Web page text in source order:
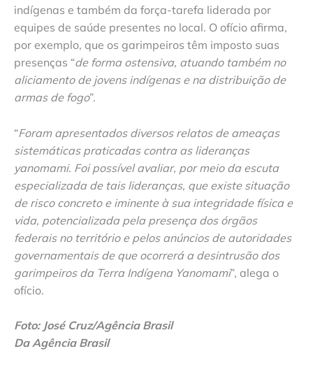
indígenas e também da força-tarefa liderada por
equipes de saúde presentes no local. O ofício afirma,
por exemplo, que os garimpeiros têm imposto suas
presenças “de forma ostensiva, atuando também no
aliciamento de jovens indígenas e na distribuição de
armas de fogo”.
“Foram apresentados diversos relatos de ameaças
sistemáticas praticadas contra as lideranças
yanomami. Foi possível avaliar, por meio da escuta
especializada de tais lideranças, que existe situação
de risco concreto e iminente à sua integridade física e
vida, potencializada pela presença dos órgãos
federais no território e pelos anúncios de autoridades
governamentais de que ocorrerá a desintrusão dos
garimpeiros da Terra Indígena Yanomami”, alega o
ofício.
Foto: José Cruz/Agência Brasil
Da Agência Brasil